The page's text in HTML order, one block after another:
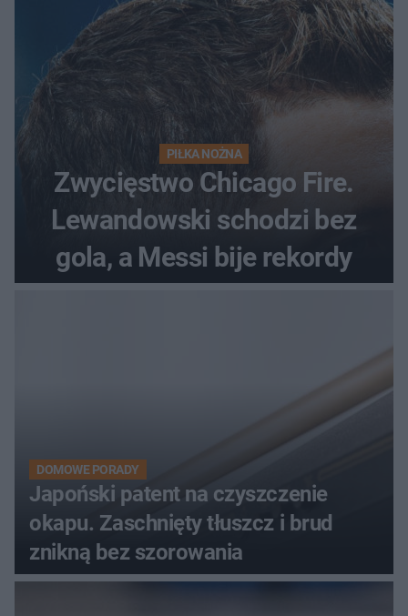
PIŁKA NOŻNA
Zwycięstwo Chicago Fire.
Lewandowski schodzi bez
gola, a Messi bije rekordy
DOMOWE PORADY
Japoński patent na czyszczenie
okapu. Zaschnięty tłuszcz i brud
znikną bez szorowania